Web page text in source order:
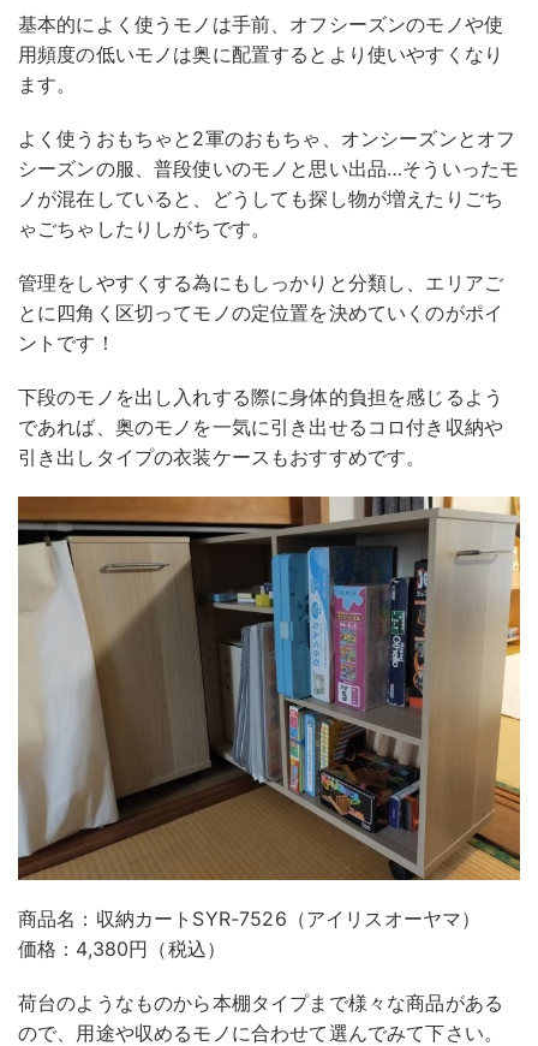
基本的によく使うモノは手前、オフシーズンのモノや使
用頻度の低いモノは奥に配置するとより使いやすくなり
ます。
よく使うおもちゃと2軍のおもちゃ、オンシーズンとオフ
シーズンの服、普段使いのモノと思い出品…そういったモ
ノが混在していると、どうしても探し物が増えたりごち
ゃごちゃしたりしがちです。
管理をしやすくする為にもしっかりと分類し、エリアご
とに四角く区切ってモノの定位置を決めていくのがポイ
ントです！
下段のモノを出し入れする際に身体的負担を感じるよう
であれば、奥のモノを一気に引き出せるコロ付き収納や
引き出しタイプの衣装ケースもおすすめです。
商品名：収納カートSYR-7526（アイリスオーヤマ）
価格：4,380円（税込）
荷台のようなものから本棚タイプまで様々な商品がある
ので、用途や収めるモノに合わせて選んでみて下さい。